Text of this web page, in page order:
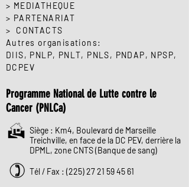
> MEDIATHEQUE
> PARTENARIAT
> CONTACTS
Autres organisations:
DIIS, PNLP, PNLT, PNLS, PNDAP, NPSP,
DCPEV
Programme National de Lutte contre le
Cancer (PNLCa)
Siège : Km4, Boulevard de Marseille
Treichville, en face de la DC PEV, derrière la
DPML, zone CNTS (Banque de sang)
Tél / Fax : (225) 27 21 59 45 61